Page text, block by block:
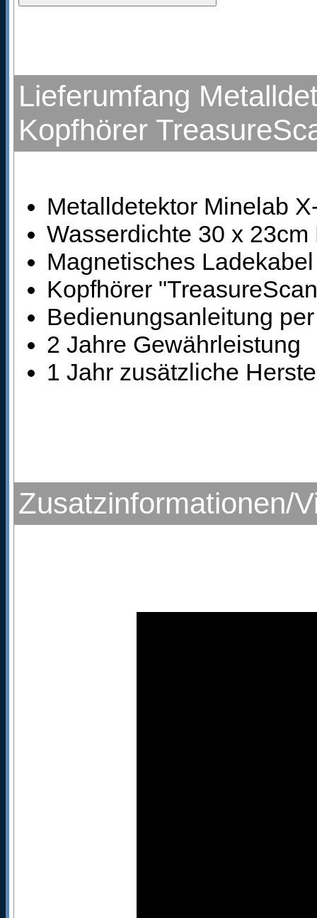
Lieferumfang
Kopfhörer
Metalldetektor Minelab
Wasserdichte 30 x
Magnetisches Ladekabel
Kopfhörer
Bedienungsanleitung
2 Jahre Gewährleistung
1 Jahr zusätzliche
Zusatzinformationen/